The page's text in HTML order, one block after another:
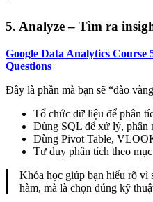
5. Analyze – Tìm ra
Google Data Analytics Course
Questions
Đây là phần mà bạn sẽ “đào
Tổ chức dữ liệu để phân
Dùng SQL để xử lý, phân
Dùng Pivot Table,
Tư duy phân tích theo
Khóa học giúp bạn hiểu rõ vì
hàm, mà là chọn đúng kỹ